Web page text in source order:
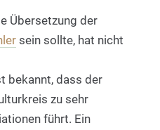
Übersetzung der
sein sollte, hat nicht
bekannt, dass der
zu sehr
führt. Ein